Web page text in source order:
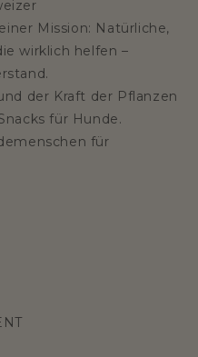
Mission: Natürliche,
wirklich helfen –
der Kraft der Pflanzen
für Hunde.
für